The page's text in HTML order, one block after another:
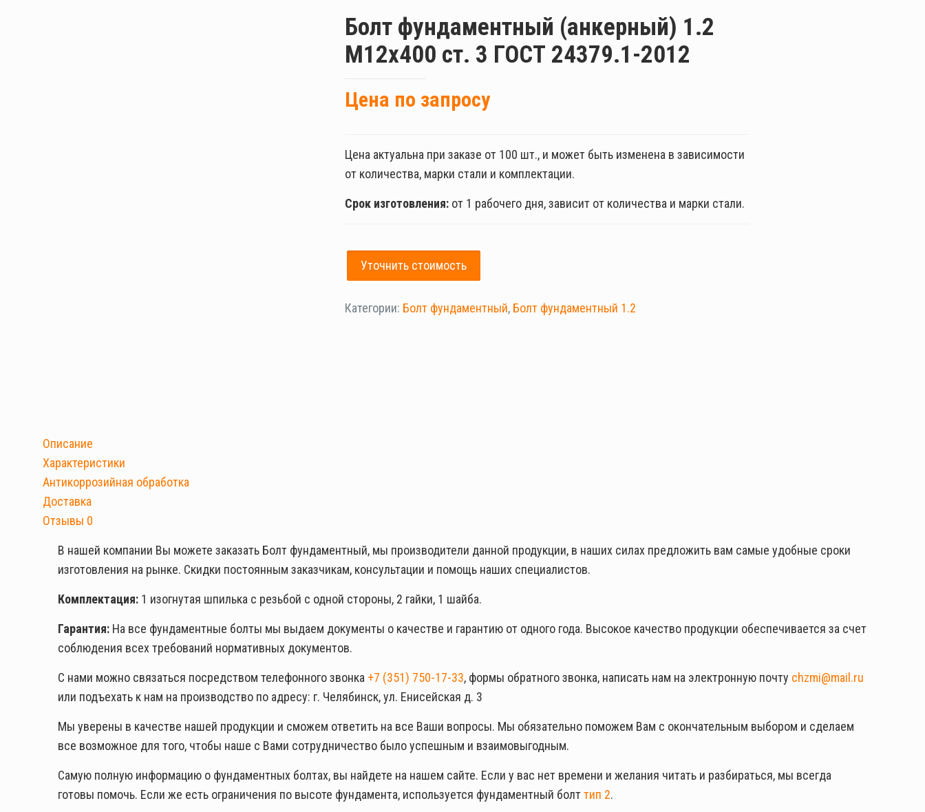
Болт фундаментный (анкерный) 1.2
М12х400 ст. 3 ГОСТ 24379.1-2012
Цена по запросу
Цена актуальна при заказе от 100 шт., и может быть изменена в зависимости
от количества, марки стали и комплектации.
Срок изготовления: от 1 рабочего дня, зависит от количества и марки стали.
Уточнить стоимость
Категории: Болт фундаментный, Болт фундаментный 1.2
Описание
Характеристики
Антикоррозийная обработка
Доставка
Отзывы 0
В нашей компании Вы можете заказать Болт фундаментный, мы производители данной продукции, в наших силах предложить вам самые удобные сроки
изготовления на рынке. Скидки постоянным заказчикам, консультации и помощь наших специалистов.
Комплектация: 1 изогнутая шпилька с резьбой с одной стороны, 2 гайки, 1 шайба.
Гарантия: На все фундаментные болты мы выдаем документы о качестве и гарантию от одного года. Высокое качество продукции обеспечивается за счет
соблюдения всех требований нормативных документов.
С нами можно связаться посредством телефонного звонка +7 (351) 750-17-33, формы обратного звонка, написать нам на электронную почту chzmi@mail.ru
или подъехать к нам на производство по адресу: г. Челябинск, ул. Енисейская д. 3
Мы уверены в качестве нашей продукции и сможем ответить на все Ваши вопросы. Мы обязательно поможем Вам с окончательным выбором и сделаем
все возможное для того, чтобы наше с Вами сотрудничество было успешным и взаимовыгодным.
Самую полную информацию о фундаментных болтах, вы найдете на нашем сайте. Если у вас нет времени и желания читать и разбираться, мы всегда
готовы помочь. Если же есть ограничения по высоте фундамента, используется фундаментный болттип 2.